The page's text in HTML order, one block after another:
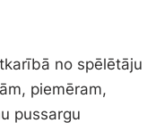
no spēlētāju
piemēram,
pussargu